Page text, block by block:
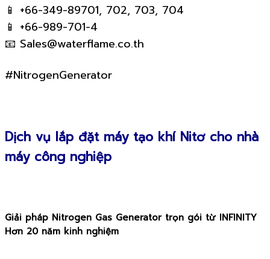
📱 +66-349-89701, 702, 703, 704
📱 +66-989-701-4
📧 Sales@waterflame.co.th
#NitrogenGenerator
Dịch vụ lắp đặt máy tạo khí Nitơ cho nhà
máy công nghiệp
Giải pháp Nitrogen Gas Generator trọn gói từ INFINITY
Hơn 20 năm kinh nghiệm